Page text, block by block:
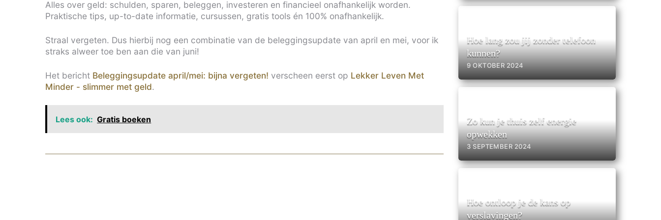
Alles over geld: schulden, sparen, beleggen, investeren en financieel onafhankelijk worden.
Praktische tips, up-to-date informatie, cursussen, gratis tools én 100% onafhankelijk.
Straal vergeten. Dus hierbij nog een combinatie van de beleggingsupdate van april en mei, voor ik
straks alweer toe ben aan die van juni!
Het bericht Beleggingsupdate april/mei: bijna vergeten! verscheen eerst op Lekker Leven Met
Minder - slimmer met geld.
Lees ook: Gratis boeken
Hoe lang zou jij zonder telefoon
kunnen?
9 OKTOBER 2024
Zo kun je thuis zelf energie
opwekken
3 SEPTEMBER 2024
Hoe ontloop je de kans op
verslavingen?